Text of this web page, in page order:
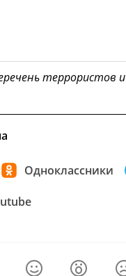
террористов и
Одноклассники